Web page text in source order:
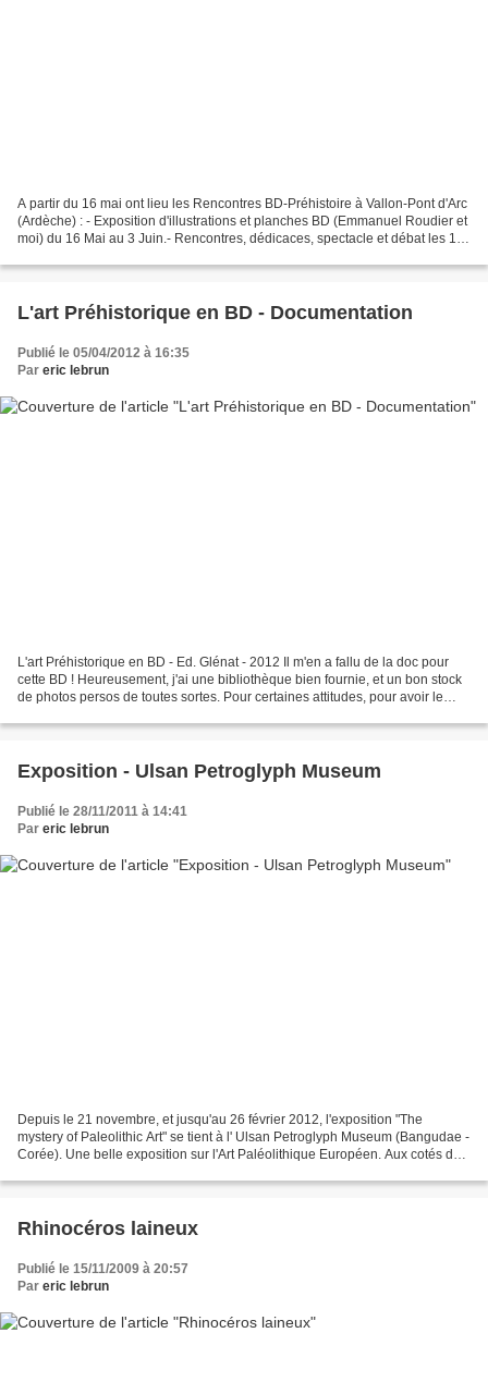
A partir du 16 mai ont lieu les Rencontres BD-Préhistoire à Vallon-Pont d'Arc
(Ardèche) : - Exposition d'illustrations et planches BD (Emmanuel Roudier et
moi) du 16 Mai au 3 Juin.- Rencontres, dédicaces, spectacle et débat les 18-
L'art Préhistorique en BD - Documentation
Publié le 05/04/2012 à 16:35
Par eric lebrun
L'art Préhistorique en BD - Ed. Glénat - 2012 Il m'en a fallu de la doc pour
cette BD ! Heureusement, j'ai une bibliothèque bien fournie, et un bon stock
de photos persos de toutes sortes. Pour certaines attitudes, pour avoir le
Exposition - Ulsan Petroglyph Museum
Publié le 28/11/2011 à 14:41
Par eric lebrun
Depuis le 21 novembre, et jusqu'au 26 février 2012, l'exposition "The
mystery of Paleolithic Art" se tient à l' Ulsan Petroglyph Museum (Bangudae -
Corée). Une belle exposition sur l'Art Paléolithique Européen. Aux cotés de
Rhinocéros laineux
Publié le 15/11/2009 à 20:57
Par eric lebrun